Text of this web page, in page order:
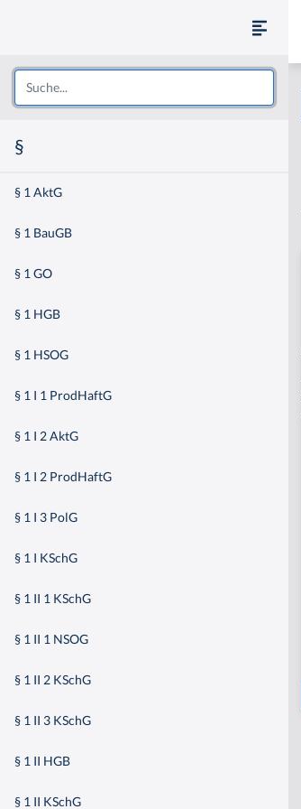
§
§ 1 AktG
§ 1 BauGB
§ 1 GO
§ 1 HGB
§ 1 HSOG
§ 1 I 1 ProdHaftG
§ 1 I 2 AktG
§ 1 I 2 ProdHaftG
§ 1 I 3 PolG
§ 1 I KSchG
§ 1 II 1 KSchG
§ 1 II 1 NSOG
§ 1 II 2 KSchG
§ 1 II 3 KSchG
§ 1 II HGB
§ 1 II KSchG